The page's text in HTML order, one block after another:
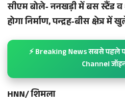
सीएम बोले- ननखड़ी में बस स्टैंड
होगा निर्माण, पन्द्रह-बीस क्षेत्र
⚡ Breaking News सबसे पहले
Channel
HNN/ शिमला